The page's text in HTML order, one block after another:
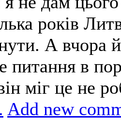
років
А вчора
питання в
міг це не
Add new